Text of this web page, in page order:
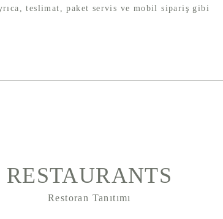
teslimat, paket servis ve mobil sipariş gibi
RESTAURANTS
Restoran Tanıtımı